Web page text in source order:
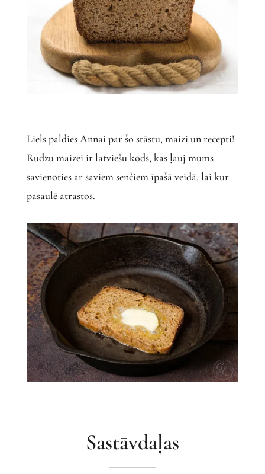
Liels paldies Annai par šo stāstu, maizi un recepti!
Rudzu maizei ir latviešu kods, kas ļauj mums
savienoties ar saviem senčiem īpašā veidā, lai kur
pasaulē atrastos.
Sastāvdaļas